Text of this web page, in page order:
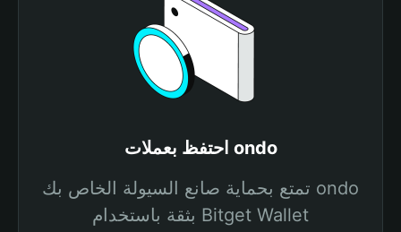
احتفظ بعملات ondo
تمتع بحماية صانع السيولة الخاص بك ondo
بثقة باستخدام Bitget Wallet